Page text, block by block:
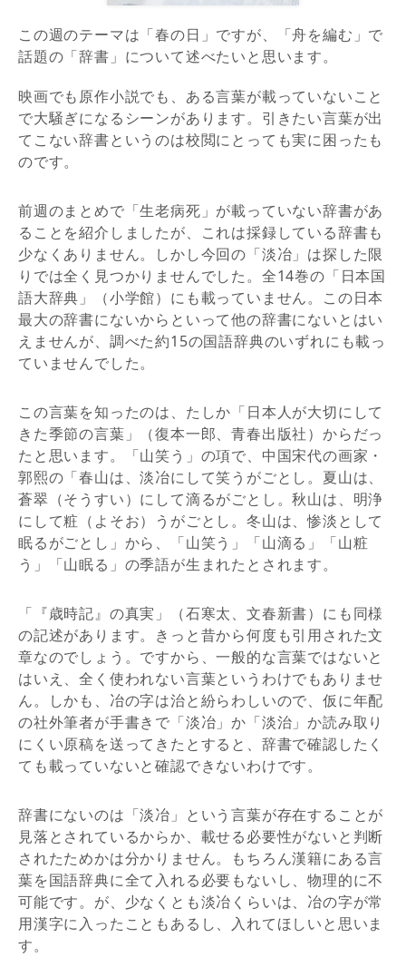
この週のテーマは「春の日」ですが、
「舟を編む」で
話題の「辞書」について述べたいと思います。
映画でも原作小説でも、ある言葉が載っていないこと
で大騒ぎになるシーンがあります。引きたい言葉が出
てこない辞書というのは校閲にとっても実に困ったも
のです。
前週のまとめで「生老病死」が載っていない辞書があ
ることを紹介しましたが、これは採録している辞書も
少なくありません。しかし今回の「淡冶」は探した限
りでは全く見つかりませんでした。全14巻の「日本国
語大辞典」（小学館）にも載っていません。この日本
最大の辞書にないからといって他の辞書にないとはい
えませんが、調べた約15の国語辞典のいずれにも載っ
ていませんでした。
この言葉を知ったのは、たしか「日本人が大切にして
きた季節の言葉」（復本一郎、青春出版社）からだっ
たと思います。「山笑う」の項で、中国宋代の画家・
郭熙の「春山は、淡冶にして笑うがごとし。夏山は、
蒼翠（そうすい）にして滴るがごとし。秋山は、明浄
にして粧（よそお）うがごとし。冬山は、惨淡として
眠るがごとし」から、「山笑う」「山滴る」「山粧
う」「山眠る」の季語が生まれたとされます。
「『歳時記』の真実」（石寒太、文春新書）にも同様
の記述があります。きっと昔から何度も引用された文
章なのでしょう。ですから、一般的な言葉ではないと
はいえ、全く使われない言葉というわけでもありませ
ん。しかも、冶の字は治と紛らわしいので、仮に年配
の社外筆者が手書きで「淡冶」か「淡治」か読み取り
にくい原稿を送ってきたとすると、辞書で確認したく
ても載っていないと確認できないわけです。
辞書にないのは「淡冶」という言葉が存在することが
見落とされているからか、載せる必要性がないと判断
されたためかは分かりません。もちろん漢籍にある言
葉を国語辞典に全て入れる必要もないし、物理的に不
可能です。が、少なくとも淡冶くらいは、冶の字が常
用漢字に入ったこともあるし、入れてほしいと思いま
す。